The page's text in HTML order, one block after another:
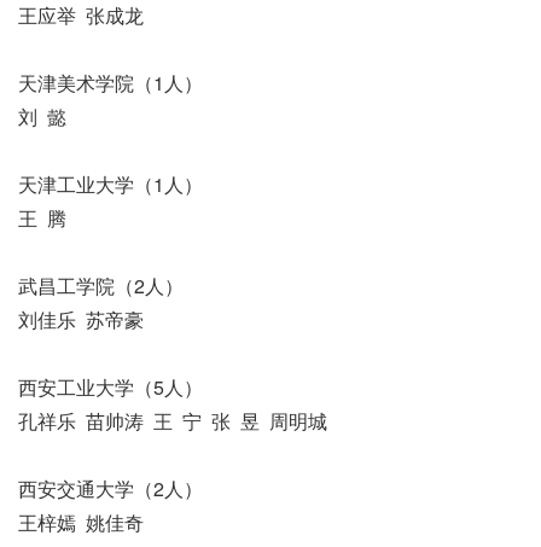
王应举 张成龙
天津美术学院（1人）
刘 懿
天津工业大学（1人）
王 腾
武昌工学院（2人）
刘佳乐 苏帝豪
西安工业大学（5人）
孔祥乐 苗帅涛 王 宁 张 昱 周明城
西安交通大学（2人）
王梓嫣 姚佳奇